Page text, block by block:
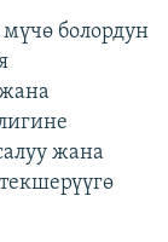
болордун
жана